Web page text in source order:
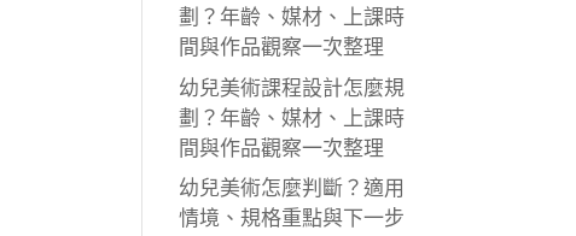
劃？年齡、媒材、上課時
間與作品觀察一次整理
幼兒美術課程設計怎麼規
劃？年齡、媒材、上課時
間與作品觀察一次整理
幼兒美術怎麼判斷？適用
情境、規格重點與下一步